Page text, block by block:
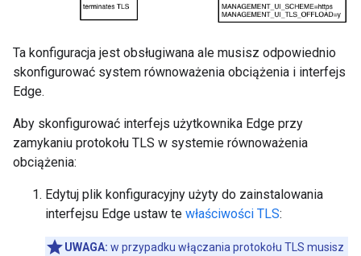
Ta konfiguracja jest obsługiwana ale musisz odpowiednio
skonfigurować system równoważenia obciążenia i interfejs
Edge.
Aby skonfigurować interfejs użytkownika Edge przy
zamykaniu protokołu TLS w systemie równoważenia
obciążenia:
Edytuj plik konfiguracyjny użyty do zainstalowania
interfejsu Edge ustaw te właściwości TLS:
UWAGA: w przypadku włączania protokołu TLS musisz